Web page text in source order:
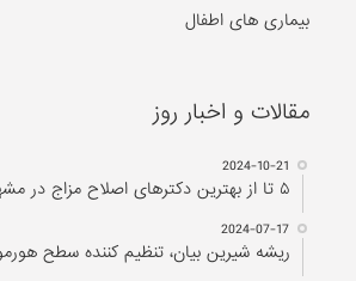
بیماری های اطفال
مقالات و اخبار روز
2024-10-21
۵ تا از بهترین دکتر‌های اصلاح مزاج در مشهد را بشناسید!
2024-07-17
ریشه شیرین بیان، تنظیم کننده سطح